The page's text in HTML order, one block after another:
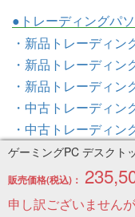
ゲーミングPC デスクト
販売価格(税込)：
申し訳ございません
●トレーディングパ
・新品トレーディン
・新品トレーディン
・新品トレーディン
・中古トレーディン
・中古トレーディン
・中古トレーディン
・中古トレーディン
●トレーディングパソ
サイズ感